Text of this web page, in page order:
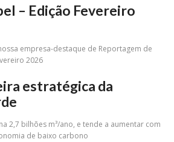
– Edição Fevereiro
empresa-destaque de Reportagem de
2026
estratégica da
2,7 bilhões m³/ano, e tende a aumentar com
de baixo carbono